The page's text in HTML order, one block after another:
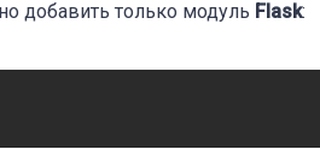
добавить только модуль Flask: